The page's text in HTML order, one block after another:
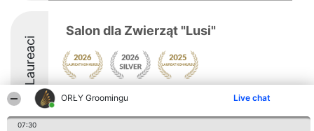
ORŁY Groomingu Live chat
07:30
Laureaci
Salon dla Zwierząt "Lusi"
9.4